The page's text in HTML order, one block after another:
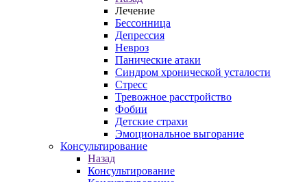
Лечение
Бессонница
Депрессия
Невроз
Панические атаки
Синдром хронической усталости
Стресс
Тревожное расстройство
Фобии
Детские страхи
Эмоциональное выгорание
Консультирование
Назад
Консультирование